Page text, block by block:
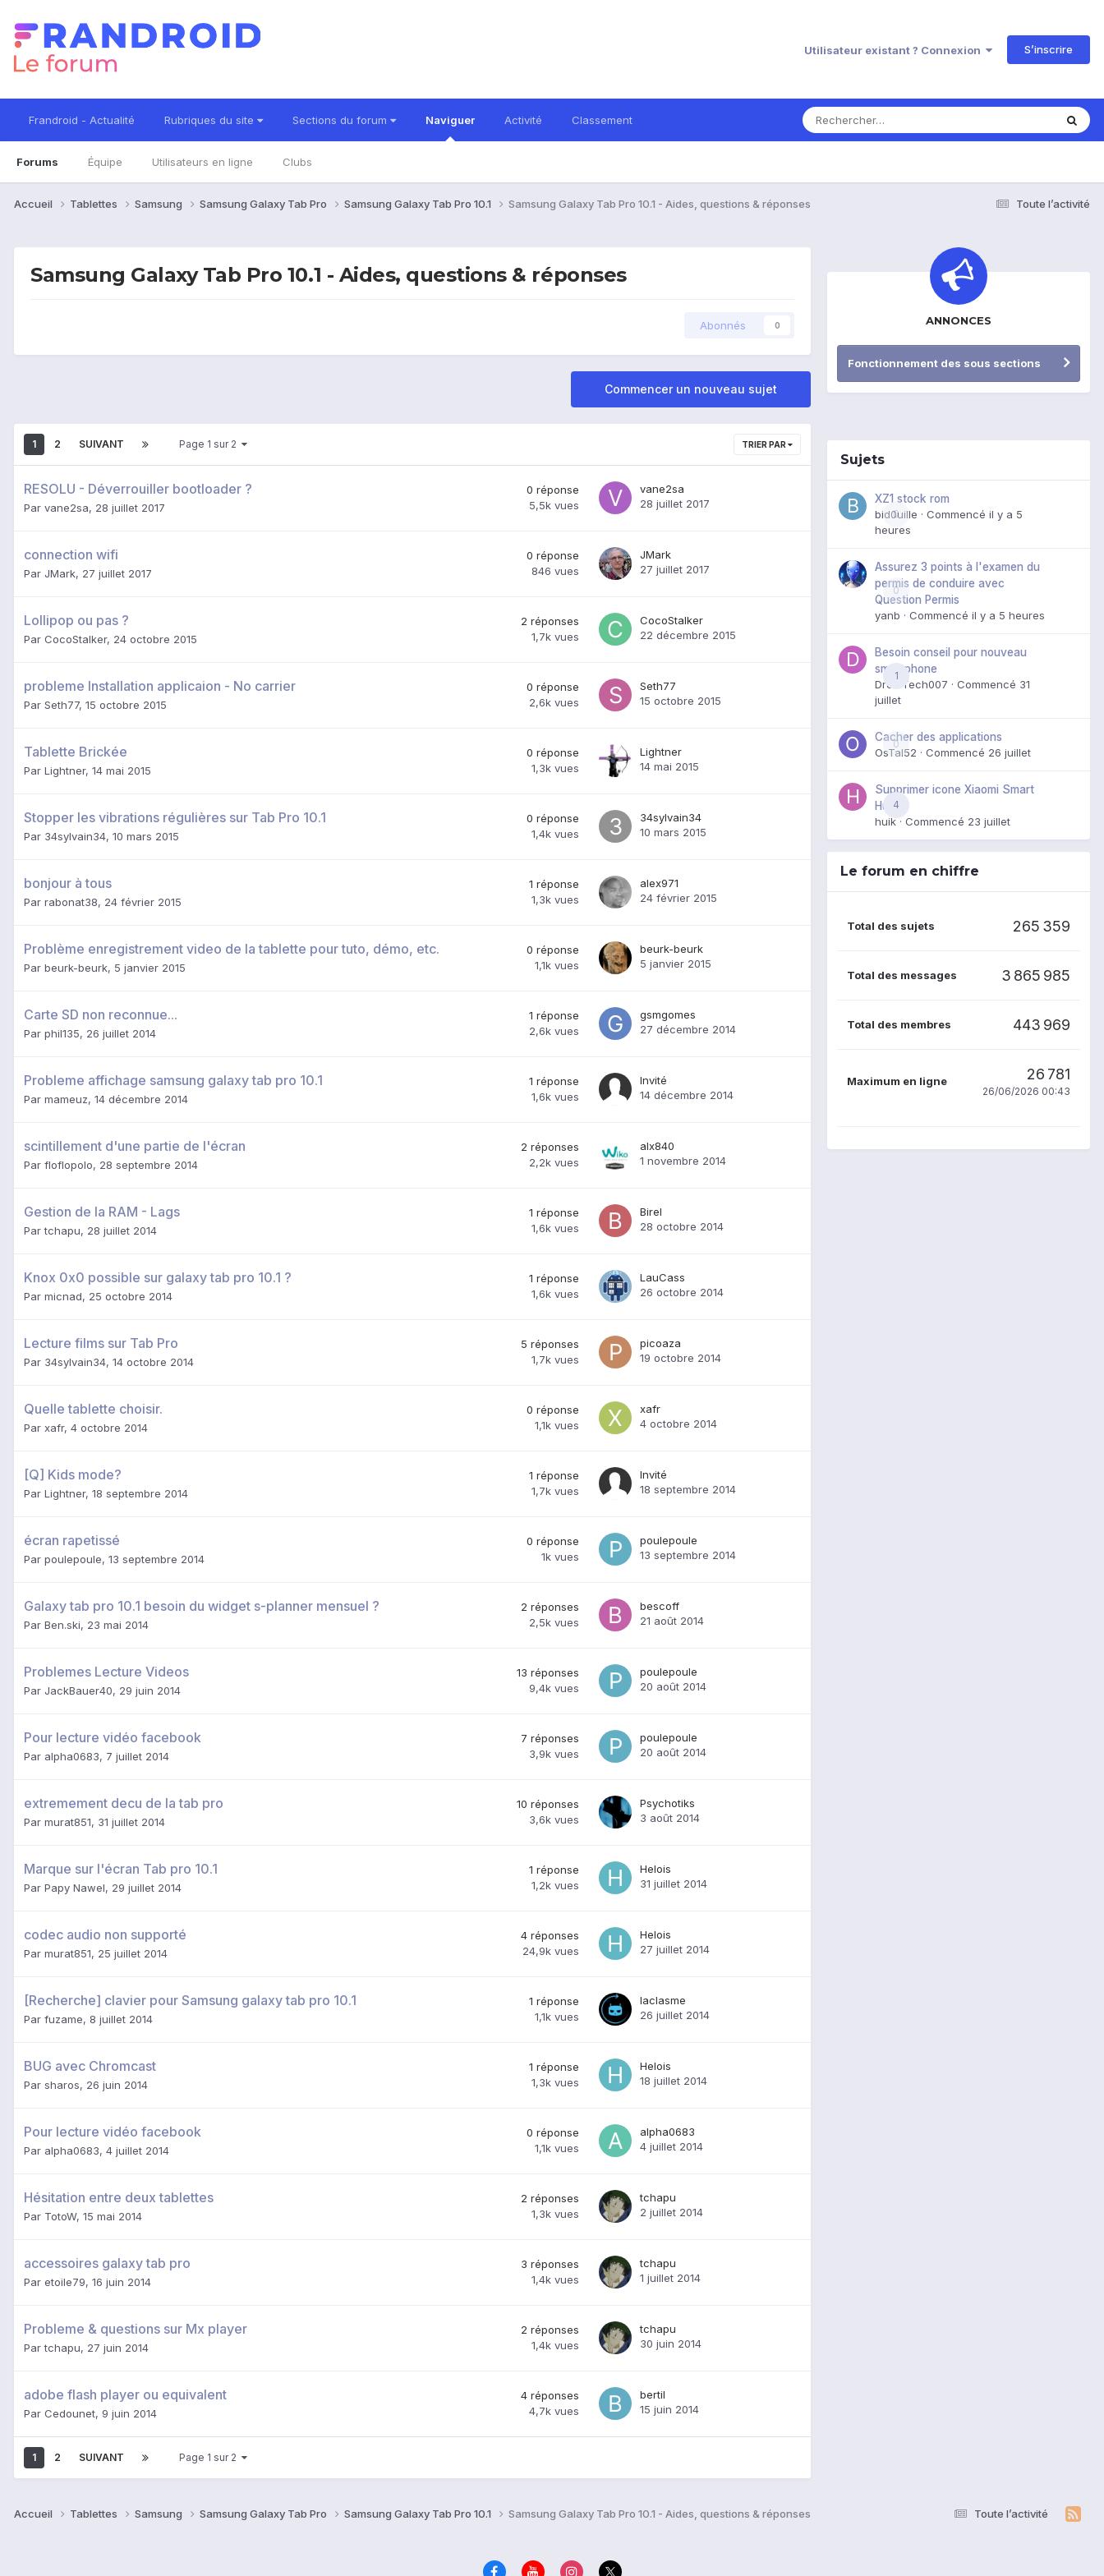
Utilisateur existant ? Connexion S’inscrire
Frandroid - Actualité Rubriques du site Sections du forum Naviguer
Forums Équipe Utilisateurs en ligne Clubs
Activité Classement
Toute l’activité
Accueil Tablettes Samsung Samsung Galaxy Tab Pro Samsung Galaxy Tab Pro 10.1 Samsung Galaxy Tab Pro 10.1 - Aides, questions & réponses
Samsung Galaxy Tab Pro 10.1 - Aides, questions & réponses
Abonnés 0
Commencer un nouveau sujet
TRIER PAR
1 2 SUIVANT Page 1 sur 2
RESOLU - Déverrouiller bootloader ?
Par vane2sa, 28 juillet 2017
0 réponse
5,5k vues
vane2sa
28 juillet 2017
connection wifi
Par JMark, 27 juillet 2017
0 réponse
846 vues
JMark
27 juillet 2017
Lollipop ou pas ?
Par CocoStalker, 24 octobre 2015
2 réponses
1,7k vues
CocoStalker
22 décembre 2015
probleme Installation applicaion - No carrier
Par Seth77, 15 octobre 2015
0 réponse
2,6k vues
Seth77
15 octobre 2015
Tablette Brickée
Par Lightner, 14 mai 2015
0 réponse
1,3k vues
Lightner
14 mai 2015
Stopper les vibrations régulières sur Tab Pro 10.1
Par 34sylvain34, 10 mars 2015
0 réponse
1,4k vues
34sylvain34
10 mars 2015
bonjour à tous
Par rabonat38, 24 février 2015
1 réponse
1,3k vues
alex971
24 février 2015
Problème enregistrement video de la tablette pour tuto, démo, etc.
Par beurk-beurk, 5 janvier 2015
0 réponse
1,1k vues
beurk-beurk
5 janvier 2015
Carte SD non reconnue...
Par phil135, 26 juillet 2014
1 réponse
2,6k vues
gsmgomes
27 décembre 2014
Probleme affichage samsung galaxy tab pro 10.1
Par mameuz, 14 décembre 2014
1 réponse
1,6k vues
Invité
14 décembre 2014
scintillement d'une partie de l'écran
Par floflopolo, 28 septembre 2014
2 réponses
2,2k vues
alx840
1 novembre 2014
Gestion de la RAM - Lags
Partchapu, 28 juillet 2014
1 réponse
1,6k vues
Birel
28 octobre 2014
Knox 0x0 possible sur galaxy tab pro 10.1 ?
Par micnad, 25 octobre 2014
1 réponse
1,6k vues
LauCass
26 octobre 2014
Lecture films sur Tab Pro
Par 34sylvain34, 14 octobre 2014
5 réponses
1,7k vues
picoaza
19 octobre 2014
Quelle tablette choisir.
Par xafr, 4 octobre 2014
0 réponse
1,1k vues
xafr
4 octobre 2014
[Q] Kids mode?
Par Lightner, 18 septembre 2014
1 réponse
1,7k vues
Invité
18 septembre 2014
écran rapetissé
Par poulepoule, 13 septembre 2014
0 réponse
1k vues
poulepoule
13 septembre 2014
Galaxy tab pro 10.1 besoin du widget s-planner mensuel ?
Par Ben.ski, 23 mai 2014
2 réponses
2,5k vues
bescoff
21 août 2014
Problemes Lecture Videos
Par JackBauer40, 29 juin 2014
13 réponses
9,4k vues
poulepoule
20 août 2014
Pour lecture vidéo facebook
Par alpha0683, 7 juillet 2014
7 réponses
3,9k vues
poulepoule
20 août 2014
extremement decu de la tab pro
Par murat851, 31 juillet 2014
10 réponses
3,6k vues
Psychotiks
3 août 2014
Marque sur l'écran Tab pro 10.1
Par Papy Nawel, 29 juillet 2014
1 réponse
1,2k vues
Helois
31 juillet 2014
codec audio non supporté
Par murat851, 25 juillet 2014
4 réponses
24,9k vues
Helois
27 juillet 2014
[Recherche] clavier pour Samsung galaxy tab pro 10.1
Par fuzame, 8 juillet 2014
1 réponse
1,1k vues
laclasme
26 juillet 2014
BUG avec Chromcast
Par sharos, 26 juin 2014
1 réponse
1,3k vues
Helois
18 juillet 2014
Pour lecture vidéo facebook
Par alpha0683, 4 juillet 2014
0 réponse
1,1k vues
alpha0683
4 juillet 2014
Hésitation entre deux tablettes
Par TotoW, 15 mai 2014
2 réponses
1,3k vues
tchapu
2 juillet 2014
accessoires galaxy tab pro
Par etoile79, 16 juin 2014
3 réponses
1,4k vues
tchapu
1 juillet 2014
Probleme & questions sur Mx player
Partchapu, 27 juin 2014
2 réponses
1,4k vues
tchapu
30 juin 2014
adobe flash player ou equivalent
Par Cedounet, 9 juin 2014
4 réponses
4,7k vues
bertil
15 juin 2014
1 2 SUIVANT Page 1 sur 2
ANNONCES
Fonctionnement des sous sections
Sujets
0
XZ1 stock rom
bid0uille · Commencé il y a 5
heures
0
Assurez 3 points à l'examen du
permis de conduire avec
Question Permis
yanb · Commencé il y a 5 heures
1
Besoin conseil pour nouveau
smartphone
DroidTech007 · Commencé 31
juillet
0
Cacher des applications
OsTal52 · Commencé 26 juillet
4
Supprimer icone Xiaomi Smart
Hub
huik · Commencé 23 juillet
Le forum en chiffre
Total des sujets 265 359
Total des messages 3 865 985
Total des membres 443 969
Maximum en ligne 26 781
26/06/2026 00:43
Toute l’activité
Accueil Tablettes Samsung Samsung Galaxy Tab Pro Samsung Galaxy Tab Pro 10.1 Samsung Galaxy Tab Pro 10.1 - Aides, questions & réponses